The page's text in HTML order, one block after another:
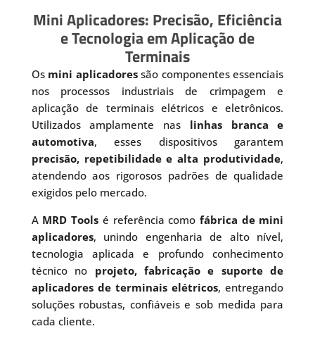
Mini Aplicadores: Precisão, Eficiência
e Tecnologia em Aplicação de
Terminais
Os mini aplicadoressão componentes essenciais
nos processos industriais de crimpagem e
aplicação de terminais elétricos e eletrônicos.
Utilizados amplamente nas linhas branca e
automotiva, esses dispositivos garantem
precisão, repetibilidade e alta produtividade,
atendendo aos rigorosos padrões de qualidade
exigidos pelo mercado.
A MRD Tools é referência como fábrica de mini
aplicadores, unindo engenharia de alto nível,
tecnologia aplicada e profundo conhecimento
técnico no projeto, fabricação e suporte de
aplicadores de terminais elétricos, entregando
soluções robustas, confiáveis e sob medida para
cada cliente.